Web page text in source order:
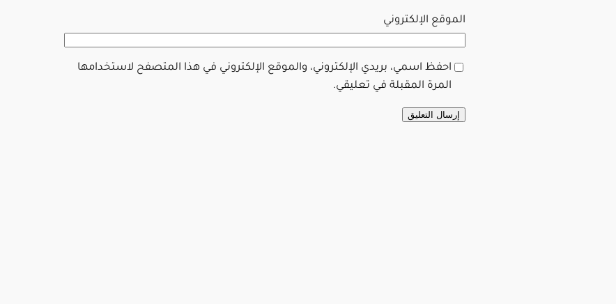
الموقع الإلكتروني
احفظ اسمي، بريدي الإلكتروني، والموقع الإلكتروني في هذا المتصفح لاستخدامها
المرة المقبلة في تعليقي.